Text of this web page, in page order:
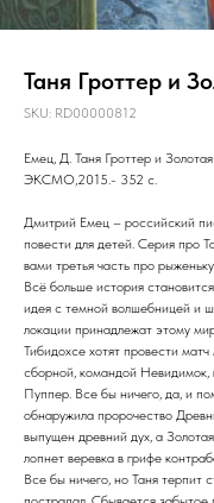
Таня Гроттер и
SKU: RD00000812
Емец, Д. Таня Гроттер и
ЭКСМО,2015.- 352 с.
Дмитрий Емец – российский
повести для детей. Серия про
вами третья часть про
Всё больше история
идея с темной волшебницей и
локации принадлежат этому
Тибидохсе хотят провести
сборной, командой Невидимок,
Пуппер. Все бы ничего, да, и
обнаружила пророчество
выпущен древний дух, а
лопнет веревка в грифе
Все бы ничего, но Таня терпит